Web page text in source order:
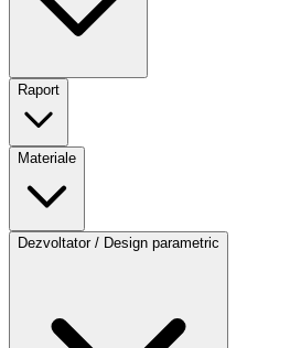
Raport
Materiale
Dezvoltator / Design parametric